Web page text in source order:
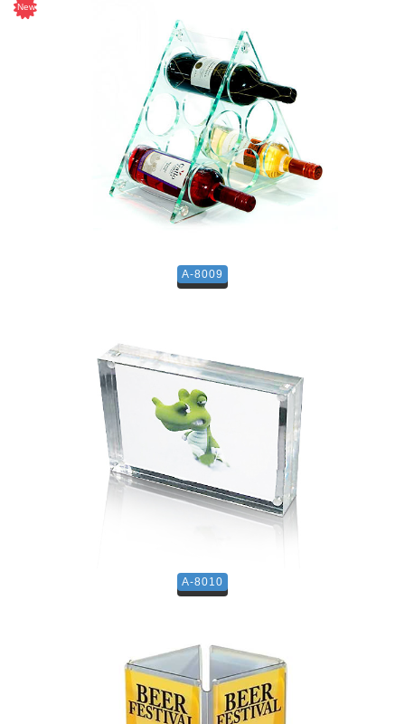
A-8009
A-8010